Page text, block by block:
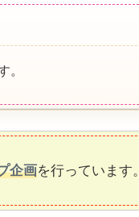
。
企画を行っています。